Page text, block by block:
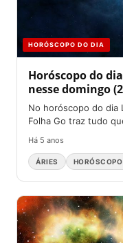
HORÓSCOPO DO DIA
Horóscopo do
nesse domingo
No horóscopo do dia
Folha Go traz tudo
Há 5 anos
ÁRIES